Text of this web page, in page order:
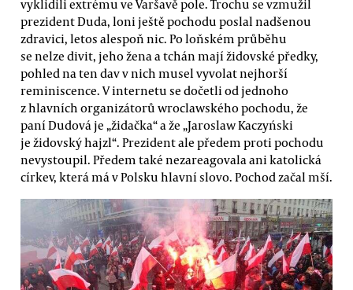
vyklidili extrému ve Varšavě pole. Trochu se vzmužil
prezident Duda, loni ještě pochodu poslal nadšenou
zdravici, letos alespoň nic. Po loňském průběhu
se nelze divit, jeho žena a tchán mají židovské předky,
pohled na ten dav v nich musel vyvolat nejhorší
reminiscence. V internetu se dočetli od jednoho
z hlavních organizátorů wroclawského pochodu, že
paní Dudová je „židačka“ a že „Jaroslaw Kaczyński
je židovský hajzl“. Prezident ale předem proti pochodu
nevystoupil. Předem také nezareagovala ani katolická
církev, která má v Polsku hlavní slovo. Pochod začal mší.